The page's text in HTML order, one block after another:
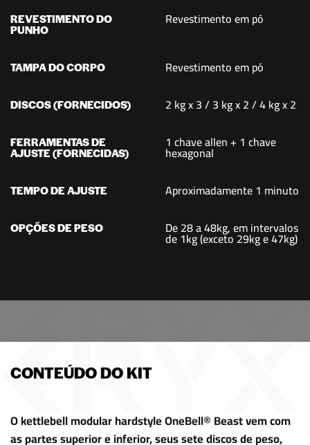
REVESTIMENTO DO
PUNHO
Revestimento em pó
TAMPA DO CORPO Revestimento em pó
DISCOS (FORNECIDOS) 2 kg x 3 / 3 kg x 2 / 4 kg x 2
FERRAMENTAS DE
AJUSTE (FORNECIDAS)
1 chave allen + 1 chave
hexagonal
TEMPO DE AJUSTE Aproximadamente 1 minuto
OPÇÕES DE PESO De 28 a 48kg, em intervalos
de 1kg (exceto 29kg e 47kg)
CONTEÚDO DO KIT
O kettlebell modular hardstyle OneBell® Beast vem com
as partes superior e inferior, seus sete discos de peso,